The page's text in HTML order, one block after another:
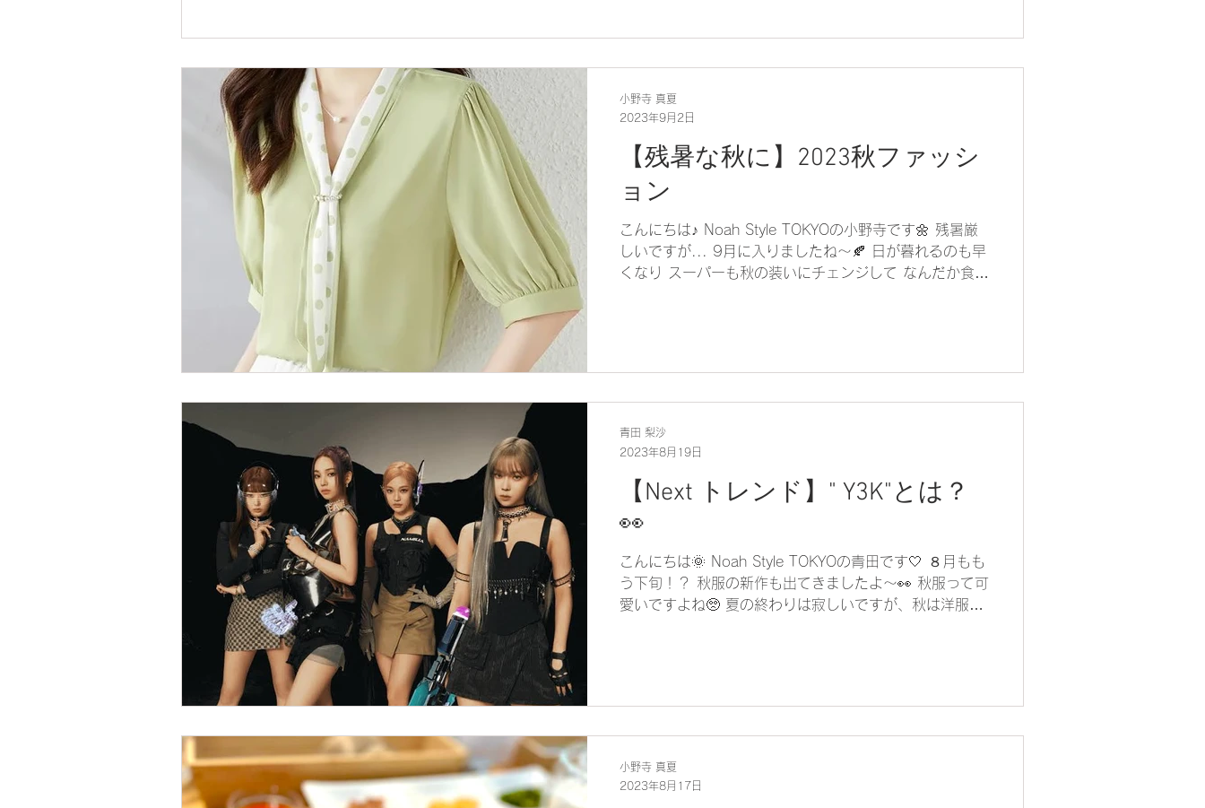
【残暑な秋に】2023秋ファッシ
ョン
こんにちは♪ Noah Style TOKYOの小野寺です🌼 残暑厳
しいですが... 9月に入りましたね〜🍂 日が暮れるのも早
くなり スーパーも秋の装いにチェンジして なんだか食欲
小野寺 真夏
2023年9月2日
【Next トレンド】" Y3K"とは？
👀
こんにちは🌞 Noah Style TOKYOの青田です🤍 ８月もも
う下旬！？ 秋服の新作も出てきましたよ〜👀 秋服って可
愛いですよね🥺 夏の終わりは寂しいですが、秋は洋服が
青田 梨沙
2023年8月19日
小野寺 真夏
2023年8月17日